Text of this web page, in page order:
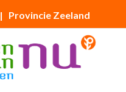
| Provincie Zeeland